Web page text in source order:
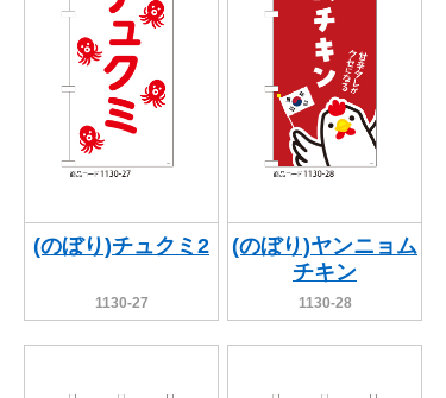
(のぼり)チュクミ2
1130-27
(のぼり)ヤンニョム
チキン
1130-28